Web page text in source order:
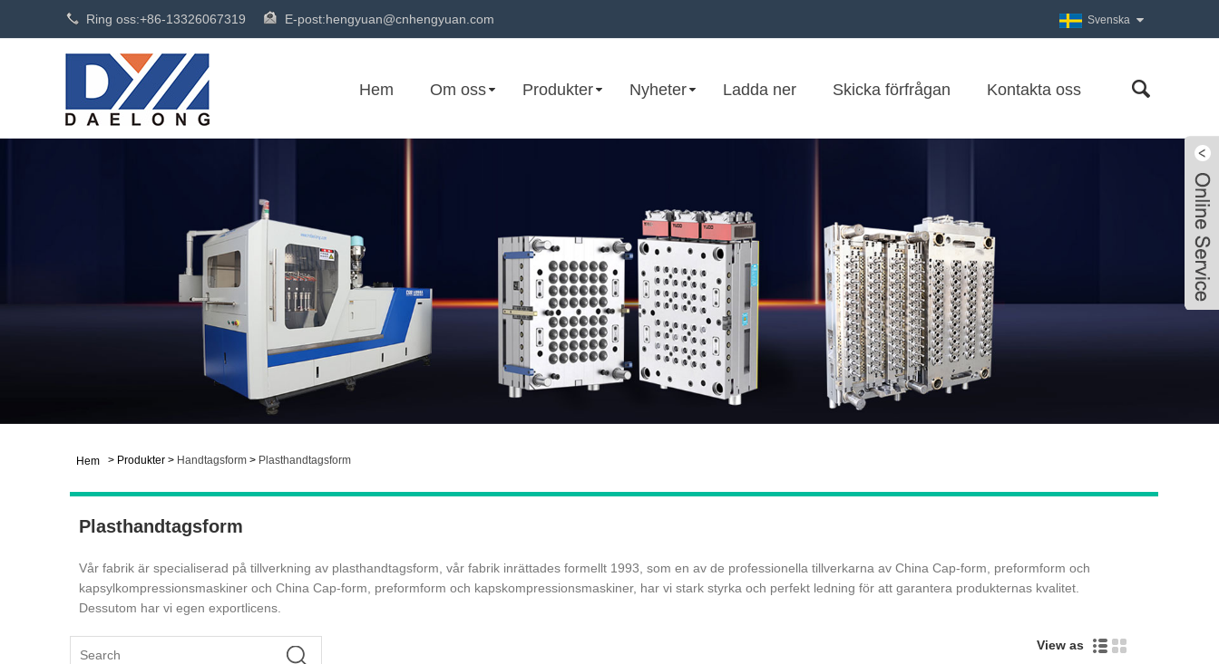
Ring oss:+86-13326067319 E-post:hengyuan@cnhengyuan.com Svenska
Hem Om oss Produkter Nyheter Ladda ner Skicka förfrågan Kontakta oss
Hem > Produkter > Handtagsform > Plasthandtagsform
Plasthandtagsform
Vår fabrik är specialiserad på tillverkning av plasthandtagsform, vår fabrik inrättades formellt 1993, som en av de professionella tillverkarna av China Cap-form, preformform och
kapsylkompressionsmaskiner och China Cap-form, preformform och kapskompressionsmaskiner, har vi stark styrka och perfekt ledning för att garantera produkternas kvalitet.
Dessutom har vi egen exportlicens.
View as